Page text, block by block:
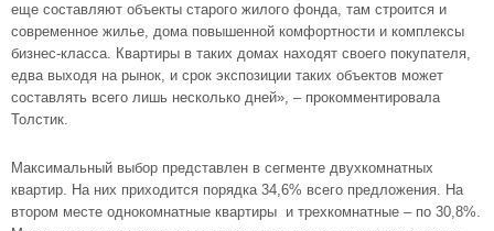
еще составляют объекты старого жилого фонда, там строится и
современное жилье, дома повышенной комфортности и комплексы
бизнес-класса. Квартиры в таких домах находят своего покупателя,
едва выходя на рынок, и срок экспозиции таких объектов может
составлять всего лишь несколько дней», – прокомментировала
Толстик.
Максимальный выбор представлен в сегменте двухкомнатных
квартир. На них приходится порядка 34,6% всего предложения. На
втором месте однокомнатные квартиры и трехкомнатные – по 30,8%.